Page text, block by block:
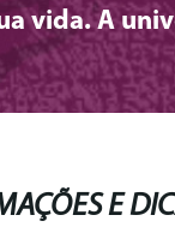
vida. A
E